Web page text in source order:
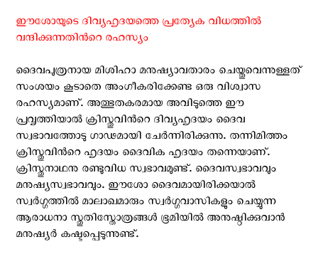
ഈശോയുടെ ദിവ്യഹൃദയത്തെ പ്രത്യേക വിധത്തില്‍
വന്ദിക്കുന്നതിന്‍റെ രഹസ്യം
ദൈവപുത്രനായ മിശിഹാ മനുഷ്യാവതാരം ചെയ്തുവെന്നുള്ളത്
സംശയം കൂടാതെ അംഗീകരിക്കേണ്ട ഒരു വിശ്വാസ
രഹസ്യമാണ്. അത്ഭുതകരമായ അവിടുത്തെ ഈ
പ്രവൃത്തിയാല്‍ ക്രിസ്തുവിന്‍റെ ദിവ്യഹൃദയം ദൈവ
സ്വഭാവത്തോടു ഗാഢമായി ചേര്‍ന്നിരിക്കുന്നു. തന്നിമിത്തം
ക്രിസ്തുവിന്‍റെ ഹൃദയം ദൈവിക ഹൃദയം തന്നെയാണ്.
ക്രിസ്തുനാഥനു രണ്ടുവിധ സ്വഭാവമുണ്ട്. ദൈവസ്വഭാവവും
മനുഷ്യസ്വഭാവവും. ഈശോ ദൈവമായിരിക്കയാല്‍
സ്വര്‍ഗ്ഗത്തില്‍ മാലാഖമാരും സ്വര്‍ഗ്ഗവാസികളും ചെയ്യുന്ന
ആരാധനാ സ്തുതിസ്തോത്രങ്ങള്‍ ഭൂമിയില്‍ അനുഷ്ഠിക്കുവാന്‍
മനുഷ്യര്‍ കഷ്ടപ്പെടുന്നുണ്ട്.